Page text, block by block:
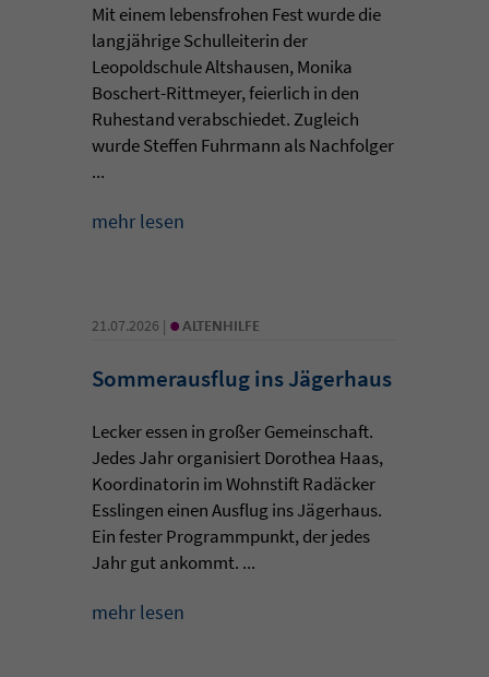
Mit einem lebensfrohen Fest wurde die
langjährige Schulleiterin der
Leopoldschule Altshausen, Monika
Boschert-Rittmeyer, feierlich in den
Ruhestand verabschiedet. Zugleich
wurde Steffen Fuhrmann als Nachfolger
...
mehr lesen
21.07.2026 | • ALTENHILFE
Sommerausflug ins Jägerhaus
Lecker essen in großer Gemeinschaft.
Jedes Jahr organisiert Dorothea Haas,
Koordinatorin im Wohnstift Radäcker
Esslingen einen Ausflug ins Jägerhaus.
Ein fester Programmpunkt, der jedes
Jahr gut ankommt. ...
mehr lesen